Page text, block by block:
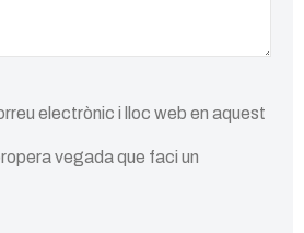
electrònic i lloc web en aquest
vegada que faci un